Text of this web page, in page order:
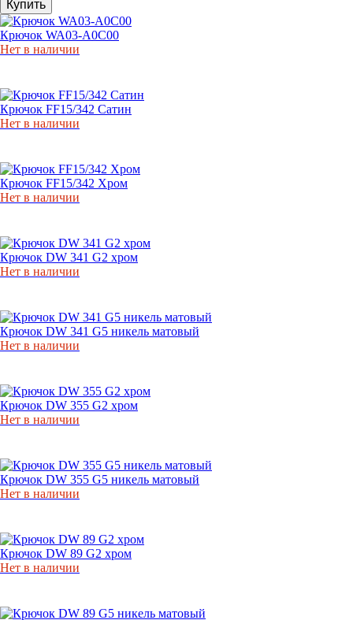
Купить
Крючок WA03-A0C00
Нет в наличии
Крючок FF15/342 Сатин
Нет в наличии
Крючок FF15/342 Хром
Нет в наличии
Крючок DW 341 G2 хром
Нет в наличии
Крючок DW 341 G5 никель матовый
Нет в наличии
Крючок DW 355 G2 хром
Нет в наличии
Крючок DW 355 G5 никель матовый
Нет в наличии
Крючок DW 89 G2 хром
Нет в наличии